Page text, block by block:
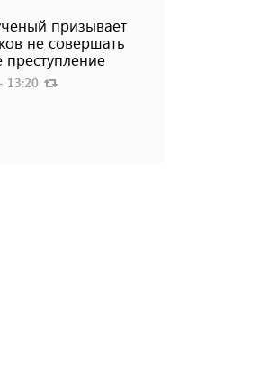
призывает
не совершать
преступление
13:20